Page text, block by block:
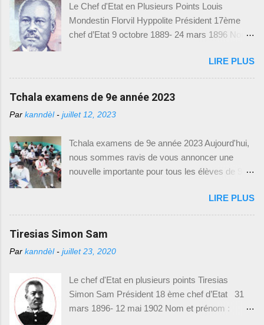
2023-2024. Cette initiative vise à permettre aux
élèves de mieux se préparer et de s'adapter aux
exigences des examens. Nous sommes
nécessaires pour accéder à ces précieux
modèles d'examens. Comment Accéder aux
Modèles d'Examens : Pour télécharger les
modèles d'examens du Baccalauréat Unique, il
https://drive.google.com/drive/(Baccalauréat
Unique)]. Ce lien vous dirigera vers une page où
vous trouverez une liste de modèles d'exam...
Le Chef d'Etat en Plusieurs Points Louis
Mondestin Florvil Hyppolite Président 17ème
chef d’Etat 9 octobre 1889- 24 mars 1896 Nom
Naissance : 2 mars 1828 -- Epouse : Florna
Colo -- Président : 9 octobre 1889 P rofession :
militaire -- Décédé : 24 mars 1896 Poste avant
gouvernement provisoire en 1879 Mesures
Légitime, la constituante se réunit aux Gonaïves
et élabora la constitution de 1889. Et du même
coup, elle élit Florvil Hyppolite pour sept ans.
nomma Antenor Firmin ministre des finances et
des relations extérieures. Durant le conflit qui
opposait l’ouest contre le nord pendant le
mandat de Légitime, Le N ord avait cédé l...
LIRE PLUS
Tchala examens de 9e année 2023
Par kanndèl - juillet 12, 2023
Tchala examens de 9e année 2023 Aujourd'hui,
nous sommes ravis de vous annoncer une
nouvelle importante pour tous les élèves de 9e
l'Éducation Nationale et de la Formation
Professionnelle (MENFP), par le biais de la
Direction de l'Enseignement Fondamental
vient de mettre à disposition des modèles
spécialement conçus pour l'année académique
2021-2022. Cette initiative vise à permettre aux
élèves de mieux se préparer et de s'adapter aux
LIRE PLUS
Tiresias Simon Sam
Par kanndèl - juillet 23, 2020
Le chef d'Etat en plusieurs points Tiresias
Simon Sam Président 18 ème chef d’Etat 31
mars 1896- 12 mai 1902 Nom et prénom :